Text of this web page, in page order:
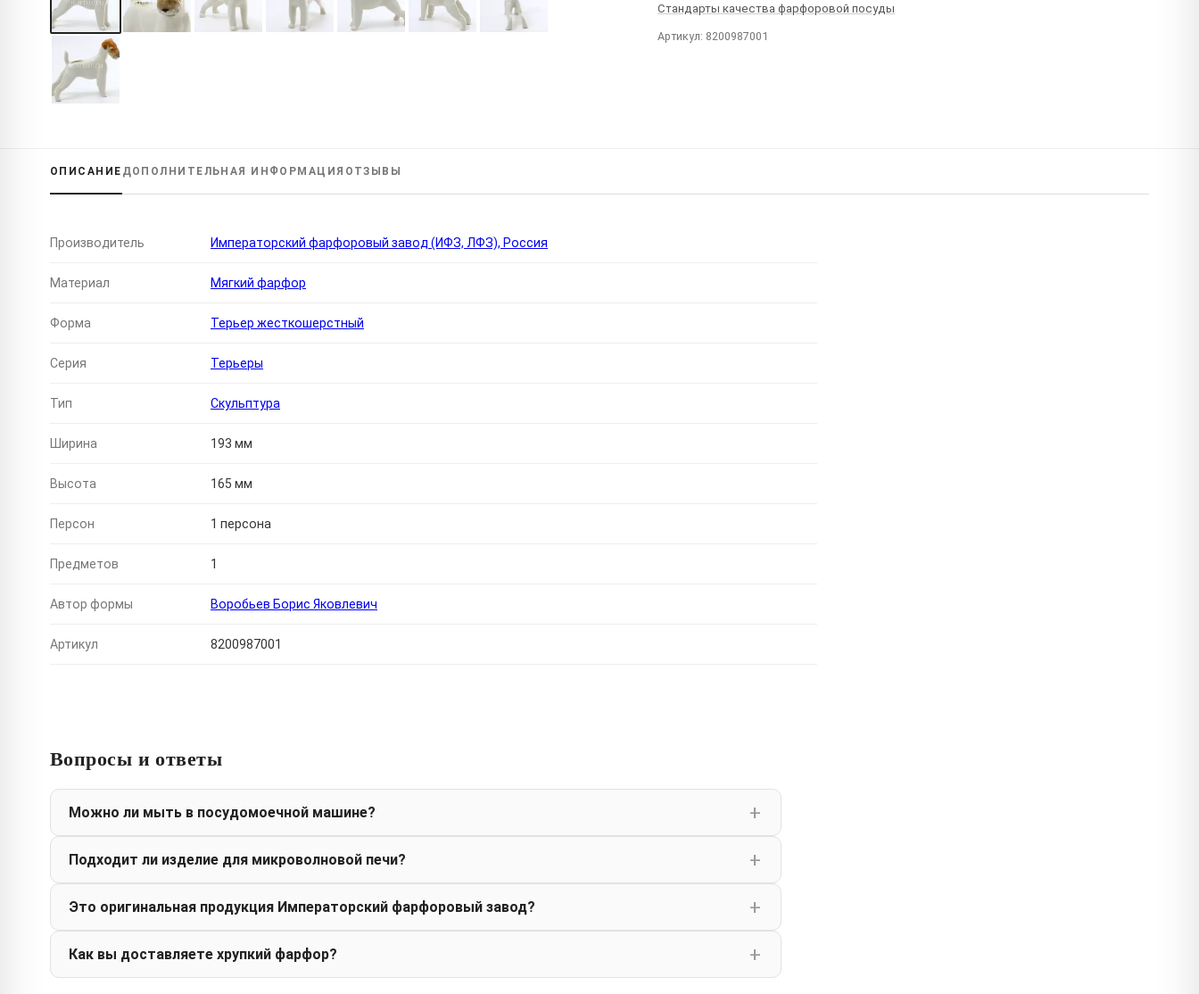
Стандарты качества фарфоровой посуды
Артикул: 8200987001
ОПИСАНИЕ ДОПОЛНИТЕЛЬНАЯ ИНФОРМАЦИЯ ОТЗЫВЫ
Производитель Императорский фарфоровый завод (ИФЗ, ЛФЗ), Россия
Материал Мягкий фарфор
Форма Терьер жесткошерстный
Серия Терьеры
Тип Скульптура
Ширина 193 мм
Высота 165 мм
Персон 1 персона
Предметов 1
Автор формы Воробьев Борис Яковлевич
Артикул 8200987001
Вопросы и ответы
Можно ли мыть в посудомоечной машине?
Подходит ли изделие для микроволновой печи?
Это оригинальная продукция Императорский фарфоровый завод?
Как вы доставляете хрупкий фарфор?